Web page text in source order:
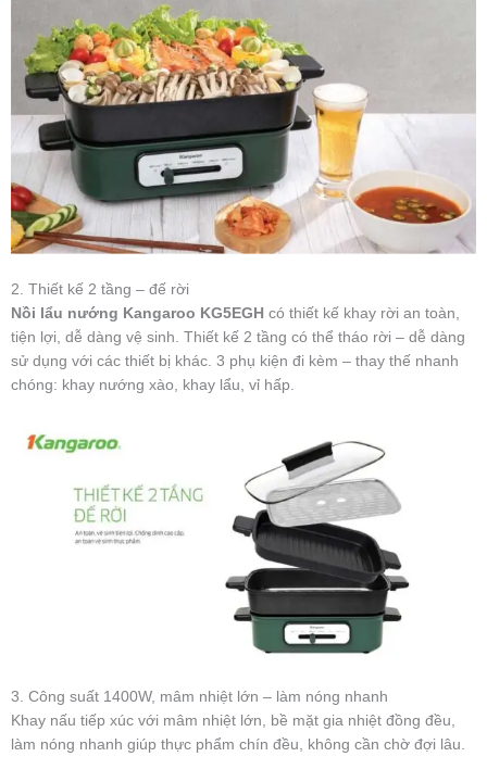
2. Thiết kế 2 tầng – đế rời
Nồi lẩu nướng Kangaroo KG5EGH có thiết kế khay rời an toàn,
tiện lợi, dễ dàng vệ sinh. Thiết kế 2 tầng có thể tháo rời – dễ dàng
sử dụng với các thiết bị khác. 3 phụ kiện đi kèm – thay thế nhanh
chóng: khay nướng xào, khay lẩu, vỉ hấp.
3. Công suất 1400W, mâm nhiệt lớn – làm nóng nhanh
Khay nấu tiếp xúc với mâm nhiệt lớn, bề mặt gia nhiệt đồng đều,
làm nóng nhanh giúp thực phẩm chín đều, không cần chờ đợi lâu.